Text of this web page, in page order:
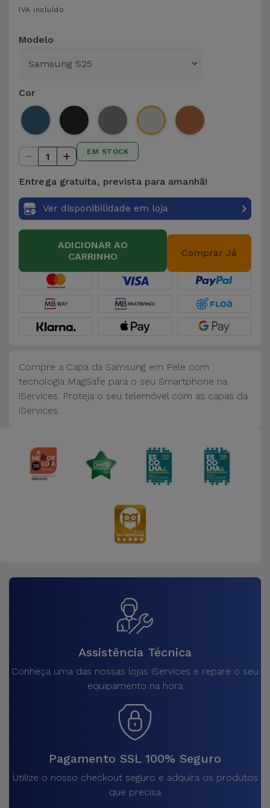
IVA incluído
Modelo
Cor
1 EM STOCK
Entrega gratuita, prevista para amanhã!
Ver disponibilidade em loja
ADICIONAR AO
CARRINHO
Comprar Já
Compre a Capa da Samsung em Pele com
tecnologia MagSafe para o seu Smartphone na
iServices. Proteja o seu telemóvel com as capas da
iServices.
Assistência Técnica
Conheça uma das nossas lojas iServices e repare o seu
equipamento na hora
Pagamento SSL 100% Seguro
Utilize o nosso checkout seguro e adquira os produtos
que precisa